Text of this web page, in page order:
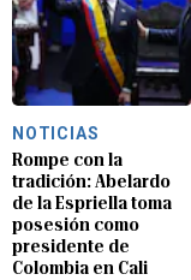
NOTICIAS
Rompe con la
tradición: Abelardo
de la Espriella toma
posesión como
presidente de
Colombia en Cali